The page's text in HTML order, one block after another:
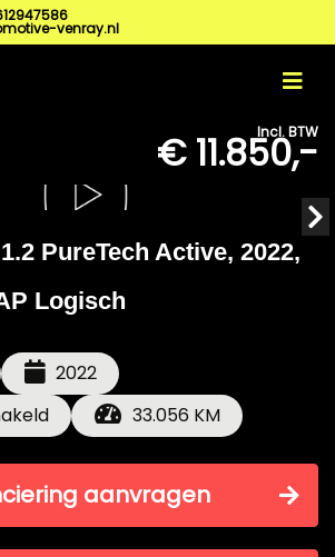
venray.nl
Incl. BTW
€ 11.850,-
PureTech Active, 2022,
Logisch
2022
33.056 KM
aanvragen